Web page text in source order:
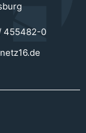
455482-0